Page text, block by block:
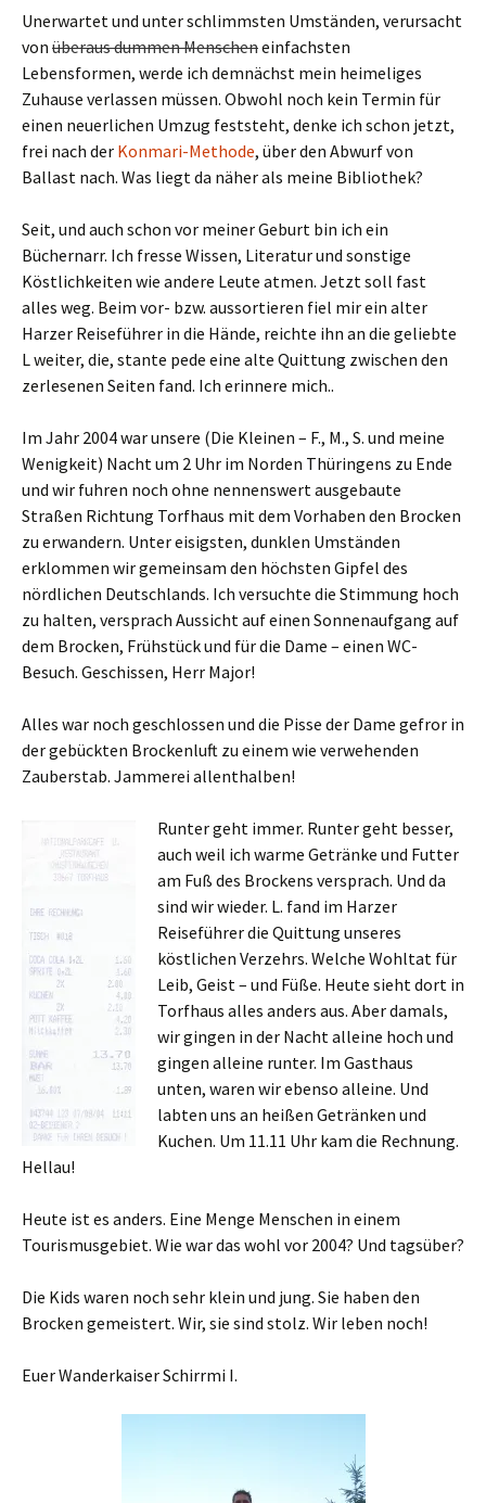
Unerwartet und unter schlimmsten Umständen, verursacht
von überaus dummen Menscheneinfachsten
Lebensformen, werde ich demnächst mein heimeliges
Zuhause verlassen müssen. Obwohl noch kein Termin für
einen neuerlichen Umzug feststeht, denke ich schon jetzt,
frei nach der Konmari-Methode, über den Abwurf von
Ballast nach. Was liegt da näher als meine Bibliothek?
Seit, und auch schon vor meiner Geburt bin ich ein
Büchernarr. Ich fresse Wissen, Literatur und sonstige
Köstlichkeiten wie andere Leute atmen. Jetzt soll fast
alles weg. Beim vor- bzw. aussortieren fiel mir ein alter
Harzer Reiseführer in die Hände, reichte ihn an die geliebte
L weiter, die, stante pede eine alte Quittung zwischen den
zerlesenen Seiten fand. Ich erinnere mich..
Im Jahr 2004 war unsere (Die Kleinen – F., M., S. und meine
Wenigkeit) Nacht um 2 Uhr im Norden Thüringens zu Ende
und wir fuhren noch ohne nennenswert ausgebaute
Straßen Richtung Torfhaus mit dem Vorhaben den Brocken
zu erwandern. Unter eisigsten, dunklen Umständen
erklommen wir gemeinsam den höchsten Gipfel des
nördlichen Deutschlands. Ich versuchte die Stimmung hoch
zu halten, versprach Aussicht auf einen Sonnenaufgang auf
dem Brocken, Frühstück und für die Dame – einen WC-
Besuch. Geschissen, Herr Major!
Alles war noch geschlossen und die Pisse der Dame gefror in
der gebückten Brockenluft zu einem wie verwehenden
Zauberstab. Jammerei allenthalben!
Runter geht immer. Runter geht besser,
auch weil ich warme Getränke und Futter
am Fuß des Brockens versprach. Und da
sind wir wieder. L. fand im Harzer
Reiseführer die Quittung unseres
köstlichen Verzehrs. Welche Wohltat für
Leib, Geist – und Füße. Heute sieht dort in
Torfhaus alles anders aus. Aber damals,
wir gingen in der Nacht alleine hoch und
gingen alleine runter. Im Gasthaus
unten, waren wir ebenso alleine. Und
labten uns an heißen Getränken und
Kuchen. Um 11.11 Uhr kam die Rechnung.
Hellau!
Heute ist es anders. Eine Menge Menschen in einem
Tourismusgebiet. Wie war das wohl vor 2004? Und tagsüber?
Die Kids waren noch sehr klein und jung. Sie haben den
Brocken gemeistert. Wir, sie sind stolz. Wir leben noch!
Euer Wanderkaiser Schirrmi I.